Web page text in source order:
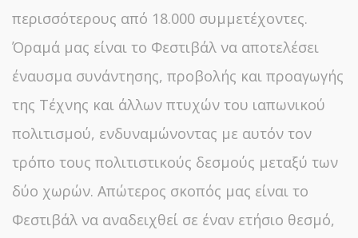
περισσότερους από 18.000 συμμετέχοντες.
Όραμά μας είναι το Φεστιβάλ να αποτελέσει
έναυσμα συνάντησης, προβολής και προαγωγής
της Τέχνης και άλλων πτυχών του ιαπωνικού
πολιτισμού, ενδυναμώνοντας με αυτόν τον
τρόπο τους πολιτιστικούς δεσμούς μεταξύ των
δύο χωρών. Απώτερος σκοπός μας είναι το
Φεστιβάλ να αναδειχθεί σε έναν ετήσιο θεσμό,